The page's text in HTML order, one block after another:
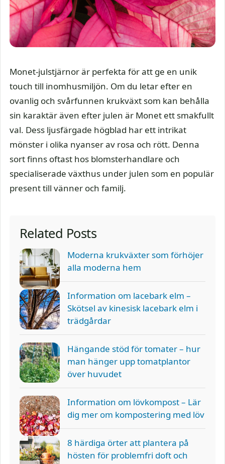
Monet-julstjärnor är perfekta för att ge en unik
touch till inomhusmiljön. Om du letar efter en
ovanlig och svårfunnen krukväxt som kan behålla
sin karaktär även efter julen är Monet ett smakfullt
val. Dess ljusfärgade högblad har ett intrikat
mönster i olika nyanser av rosa och rött. Denna
sort finns oftast hos blomsterhandlare och
specialiserade växthus under julen som en populär
present till vänner och familj.
Related Posts
Moderna krukväxter som förhöjer
alla moderna hem
Information om lacebark elm –
Skötsel av kinesisk lacebark elm i
trädgårdar
Hängande stöd för tomater – hur
man hänger upp tomatplantor
över huvudet
Information om lövkompost – Lär
dig mer om kompostering med löv
8 härdiga örter att plantera på
hösten för problemfri doft och